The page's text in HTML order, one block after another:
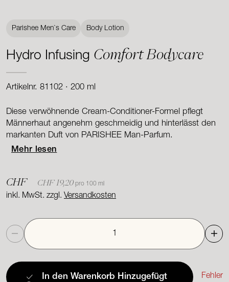
Parishee Men`s Care Body Lotion
Hydro Infusing Comfort Bodycare
Artikelnr. 81102 · 200 ml
Diese verwöhnende Cream-Conditioner-Formel pflegt
Männerhaut angenehm geschmeidig und hinterlässt den
markanten Duft von PARISHEE Man-Parfum.
Mehr lesen
CHF CHF 19,20 pro 100 ml
inkl. MwSt. zzgl.Versandkosten
Anzahl
In den Warenkorb Hinzugefügt Fehler